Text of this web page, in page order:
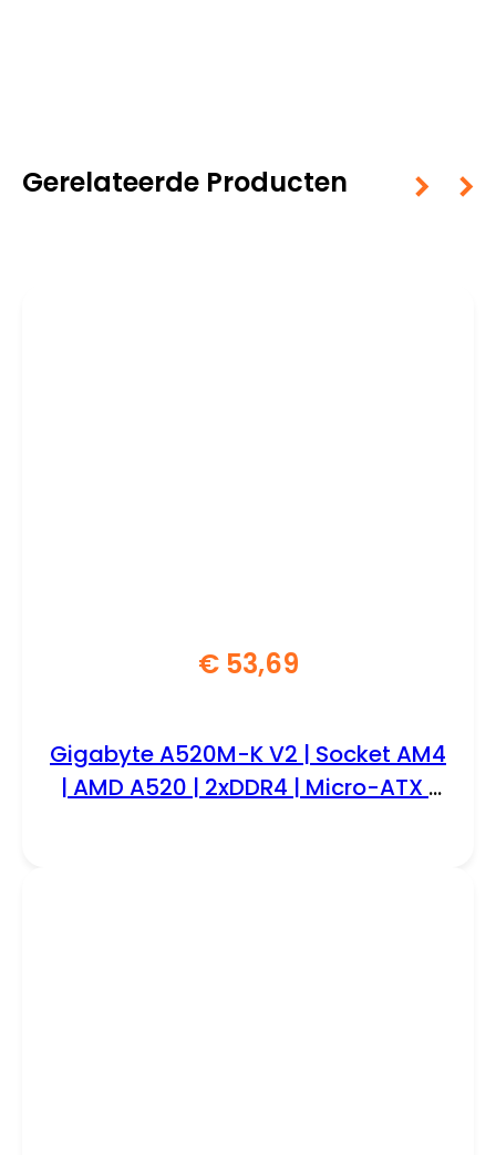
Gerelateerde Producten
€53,69
Gigabyte A520M-K V2 | Socket AM4
| AMD A520 | 2xDDR4 | Micro-ATX |